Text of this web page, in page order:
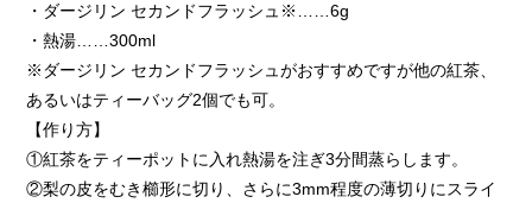
・ダージリン セカンドフラッシュ※……6g
・熱湯……300ml
※ダージリン セカンドフラッシュがおすすめですが他の紅茶、
あるいはティーバッグ2個でも可。
【作り方】
①紅茶をティーポットに入れ熱湯を注ぎ3分間蒸らします。
②梨の皮をむき櫛形に切り、さらに3mm程度の薄切りにスライ